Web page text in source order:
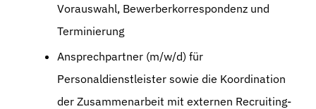
Vorauswahl, Bewerberkorrespondenz und
Terminierung
Ansprechpartner (m/w/d) für
Personaldienstleister sowie die Koordination
der Zusammenarbeit mit externen Recruiting-